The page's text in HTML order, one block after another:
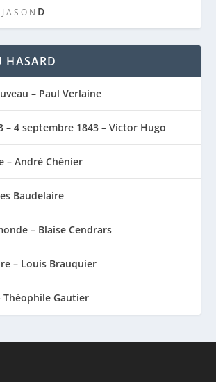
J A S O N D
HASARD
– Paul Verlaine
– 4 septembre 1843 – Victor Hugo
– André Chénier
Baudelaire
– Blaise Cendrars
– Louis Brauquier
Théophile Gautier